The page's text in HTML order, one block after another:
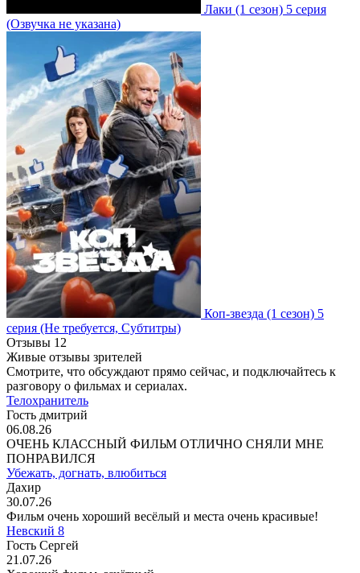
Лаки (1 сезон) 5 серия
(Озвучка не указана)
Коп-звезда (1 сезон) 5
серия (Не требуется, Субтитры)
Отзывы 12
Живые отзывы зрителей
Смотрите, что обсуждают прямо сейчас, и подключайтесь к
разговору о фильмах и сериалах.
Телохранитель
Гость дмитрий
06.08.26
ОЧЕНЬ КЛАССНЫЙ ФИЛЬМ ОТЛИЧНО СНЯЛИ МНЕ
ПОНРАВИЛСЯ
Убежать, догнать, влюбиться
Дахир
30.07.26
Фильм очень хороший весёлый и места очень красивые!
Невский 8
Гость Сергей
21.07.26